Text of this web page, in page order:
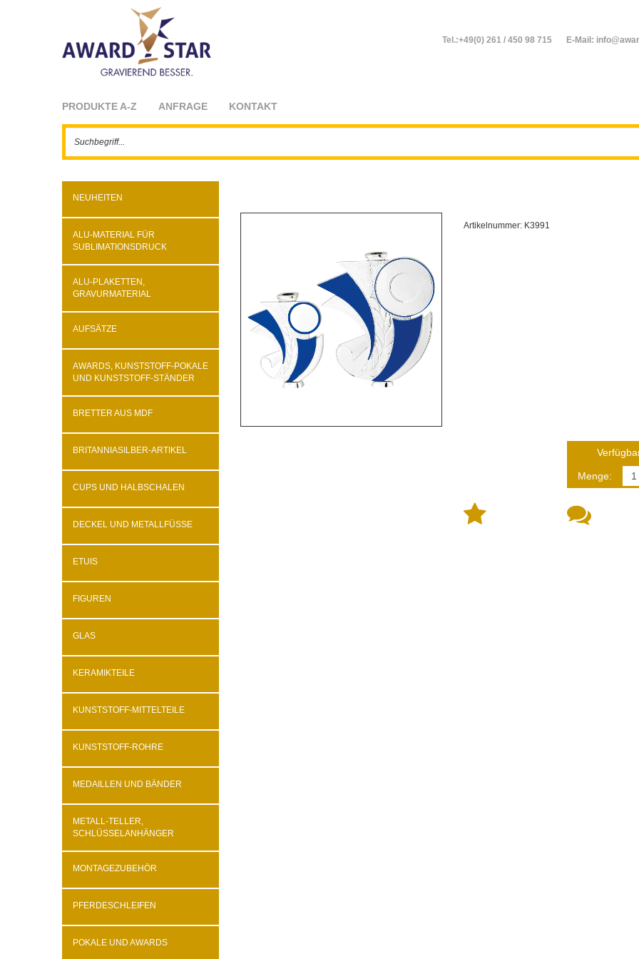
Tel.:+49(0) 261 / 450 98 715 E-Mail:
PRODUKTE A-Z ANFRAGE KONTAKT
NEUHEITEN
ALU-MATERIAL FÜR
SUBLIMATIONSDRUCK
ALU-PLAKETTEN,
GRAVURMATERIAL
AUFSÄTZE
AWARDS, KUNSTSTOFF-POKALE
UND KUNSTSTOFF-STÄNDER
BRETTER AUS MDF
BRITANNIASILBER-ARTIKEL
CUPS UND HALBSCHALEN
DECKEL UND METALLFÜSSE
ETUIS
FIGUREN
GLAS
KERAMIKTEILE
KUNSTSTOFF-MITTELTEILE
KUNSTSTOFF-ROHRE
MEDAILLEN UND BÄNDER
METALL-TELLER,
SCHLÜSSELANHÄNGER
MONTAGEZUBEHÖR
PFERDESCHLEIFEN
POKALE UND AWARDS
Artikelnummer: K3991
Menge: